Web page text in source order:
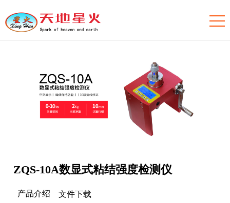
ZQS-10A数显式粘结强度检测仪
产品介绍 文件下载